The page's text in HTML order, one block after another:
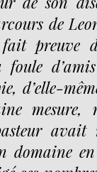
de
preuve
d’elle-
mesure,
avait
domaine